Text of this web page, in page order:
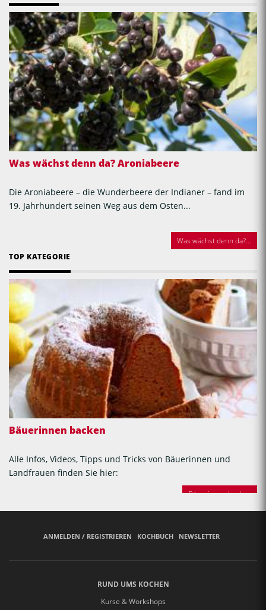
Was wächst denn da? Aroniabeere
Die Aroniabeere – die Wunderbeere der Indianer – fand im
19. Jahrhundert seinen Weg aus dem Osten...
Was wächst denn da?...
TOP KATEGORIE
Bäuerinnen backen
Alle Infos, Videos, Tipps und Tricks von Bäuerinnen und
Landfrauen finden Sie hier:
Bäuerinnen backen
ANMELDEN / REGISTRIEREN KOCHBUCH NEWSLETTER
RUND UMS KOCHEN
Kurse & Workshops